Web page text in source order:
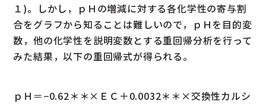
１)。しかし，ｐＨの増減に対する各化学性の寄与割
合をグラフから知ることは難しいので，ｐＨを目的変
数，他の化学性を説明変数とする重回帰分析を行って
みた結果，以下の重回帰式が得られる。
ｐＨ＝−0.62＊＊×ＥＣ＋0.0032＊＊×交換性カルシ